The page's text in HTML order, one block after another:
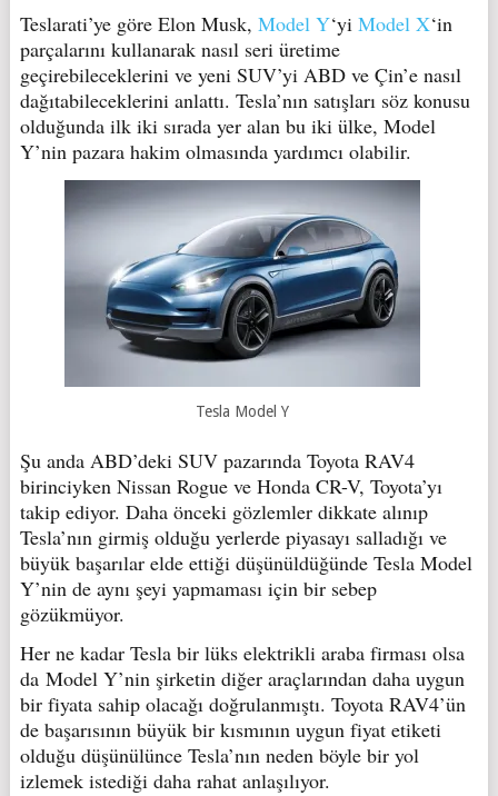
Teslarati’ye göre Elon Musk, Model Y‘yi Model X‘in
parçalarını kullanarak nasıl seri üretime
geçirebileceklerini ve yeni SUV’yi ABD ve Çin’e nasıl
dağıtabileceklerini anlattı. Tesla’nın satışları söz konusu
olduğunda ilk iki sırada yer alan bu iki ülke, Model
Y’nin pazara hakim olmasında yardımcı olabilir.
Tesla Model Y
Şu anda ABD’deki SUV pazarında Toyota RAV4
birinciyken Nissan Rogue ve Honda CR-V, Toyota’yı
takip ediyor. Daha önceki gözlemler dikkate alınıp
Tesla’nın girmiş olduğu yerlerde piyasayı salladığı ve
büyük başarılar elde ettiği düşünüldüğünde Tesla Model
Y’nin de aynı şeyi yapmaması için bir sebep
gözükmüyor.
Her ne kadar Tesla bir lüks elektrikli araba firması olsa
da Model Y’nin şirketin diğer araçlarından daha uygun
bir fiyata sahip olacağı doğrulanmıştı. Toyota RAV4’ün
de başarısının büyük bir kısmının uygun fiyat etiketi
olduğu düşünülünce Tesla’nın neden böyle bir yol
izlemek istediği daha rahat anlaşılıyor.